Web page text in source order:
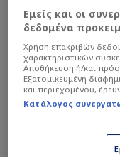
Εμείς και οι
δεδομένα
Χρήση επακριβών
χαρακτηριστικών
Αποθήκευση ή/και
Εξατομικευμένη
και περιεχομένου,
Κατάλογος